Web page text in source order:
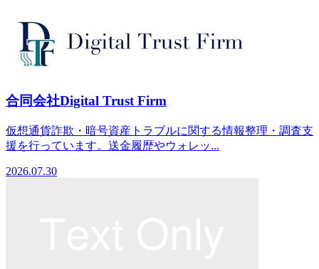
合同会社Digital Trust Firm
仮想通貨詐欺・暗号資産トラブルに関する情報整理・調査支
援を行っています。送金履歴やウォレッ...
2026.07.30